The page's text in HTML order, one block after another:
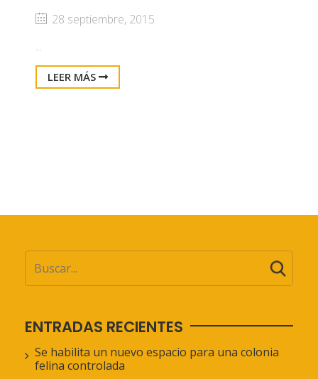
28 septiembre, 2015
...
LEER MÁS
ENTRADAS RECIENTES
Se habilita un nuevo espacio para una colonia
felina controlada